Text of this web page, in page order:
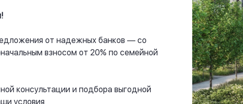
от надежных банков — со
взносом от 20% по семейной
консультации и подбора выгодной
условия